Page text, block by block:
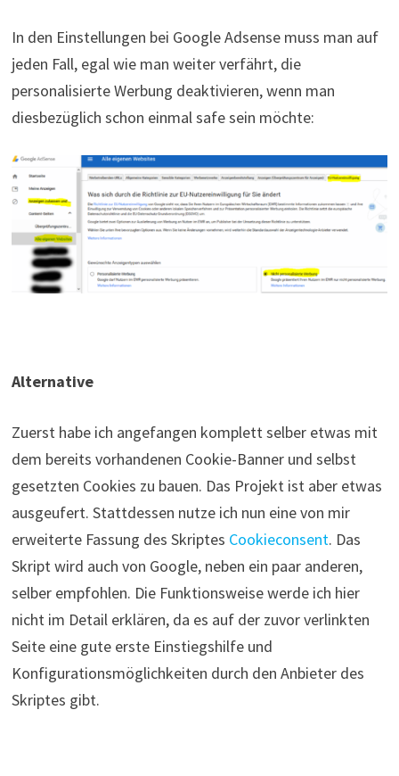
In den Einstellungen bei Google Adsense muss man auf
jeden Fall, egal wie man weiter verfährt, die
personalisierte Werbung deaktivieren, wenn man
diesbezüglich schon einmal safe sein möchte:
Alternative
Zuerst habe ich angefangen komplett selber etwas mit
dem bereits vorhandenen Cookie-Banner und selbst
gesetzten Cookies zu bauen. Das Projekt ist aber etwas
ausgeufert. Stattdessen nutze ich nun eine von mir
erweiterte Fassung des Skriptes Cookieconsent. Das
Skript wird auch von Google, neben ein paar anderen,
selber empfohlen. Die Funktionsweise werde ich hier
nicht im Detail erklären, da es auf der zuvor verlinkten
Seite eine gute erste Einstiegshilfe und
Konfigurationsmöglichkeiten durch den Anbieter des
Skriptes gibt.